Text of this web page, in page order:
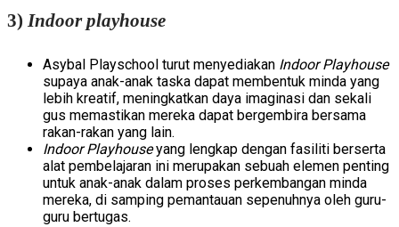
3) Indoor playhouse
Asybal Playschool turut menyediakan Indoor Playhouse
supaya anak-anak taska dapat membentuk minda yang
lebih kreatif, meningkatkan daya imaginasi dan sekali
gus memastikan mereka dapat bergembira bersama
rakan-rakan yang lain.
Indoor Playhouseyang lengkap dengan fasiliti berserta
alat pembelajaran ini merupakan sebuah elemen penting
untuk anak-anak dalam proses perkembangan minda
mereka, di samping pemantauan sepenuhnya oleh guru-
guru bertugas.